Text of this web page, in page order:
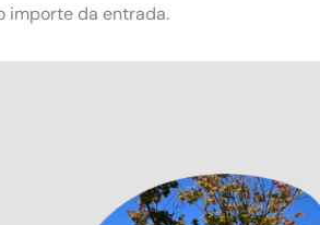
importe da entrada.